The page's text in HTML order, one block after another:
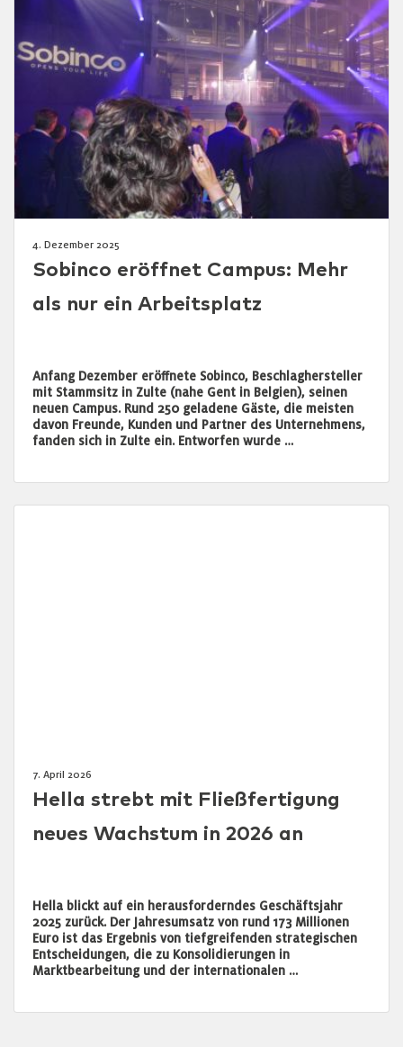
4. Dezember 2025
Sobinco eröffnet Campus: Mehr
als nur ein Arbeitsplatz
Anfang Dezember eröffnete Sobinco, Beschlaghersteller
mit Stammsitz in Zulte (nahe Gent in Belgien), seinen
neuen Campus. Rund 250 geladene Gäste, die meisten
davon Freunde, Kunden und Partner des Unternehmens,
fanden sich in Zulte ein. Entworfen wurde …
7. April 2026
Hella strebt mit Fließfertigung
neues Wachstum in 2026 an
Hella blickt auf ein herausforderndes Geschäftsjahr
2025 zurück. Der Jahresumsatz von rund 173 Millionen
Euro ist das Ergebnis von tiefgreifenden strategischen
Entscheidungen, die zu Konsolidierungen in
Marktbearbeitung und der internationalen …